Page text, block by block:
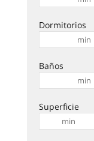
Dormitorios
Baños
Superficie